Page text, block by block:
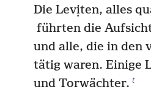
Die Levịten, alles
führten die
und alle, die in den
tätig waren. Einige
und Torwächter. t